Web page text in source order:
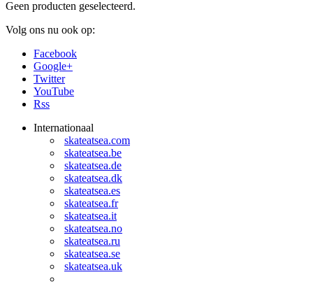
Geen producten geselecteerd.
Volg ons nu ook op:
Facebook
Google+
Twitter
YouTube
Rss
Internationaal
skateatsea.com
skateatsea.be
skateatsea.de
skateatsea.dk
skateatsea.es
skateatsea.fr
skateatsea.it
skateatsea.no
skateatsea.ru
skateatsea.se
skateatsea.uk